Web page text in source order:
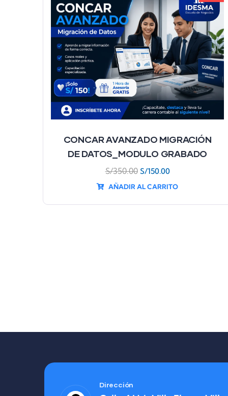
CONCAR AVANZADO MIGRACIÓN
DE DATOS_MODULO GRABADO
S/350.00 S/150.00
AÑADIR AL CARRITO
Dirección